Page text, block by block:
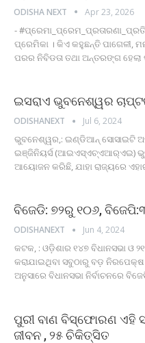
ODISHA NEXT Apr 23, 2026
-
ପ୍ରେମିକା । କିଏ କହୁଛନ୍ତି ପାଗେଳୀ,
ପରର ନିବିଡତା ତଥା ଅନ୍ତରଙ୍ଗ ହେଲା
ଇସରାଏ ଭୁବନେଶ୍ୱର
ODISHANEXT Jul 6, 2024
ଭୁବନେଶ୍ୱର,: ଇଣ୍ଡିଆନ୍ ସୋସାଇଟି
ଇଞ୍ଜିନିୟର୍ସ (ଆଇଏସ୍‌ଏଚ୍‌ଏଆର୍‌ଏଇ)
ଆୟୋଜନ କରିଛି, ଯାହା ରାଜ୍ୟରେ
ବିଜେଡି: ୭୨ରୁ ୧୦୬,
ODISHANEXT Jun 4, 2024
କଟକ, : ଓଡ଼ିଶାର ୧୪୭ ବିଧାନସଭା ଓ
କରାଯାଇଥିବା ସବୁଠାରୁ ବଡ଼
ଅନୁସାରେ ବିଧାନସଭା ନିର୍ବାଚନରେ
ପୁରୀ ବାଣ ବିସ୍ଫୋରଣ ଏହି
ଜୀବନ , ୨୫ ଚିକିତ୍ସିତ